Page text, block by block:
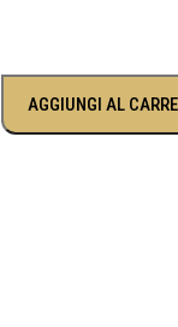
AGGIUNGI AL